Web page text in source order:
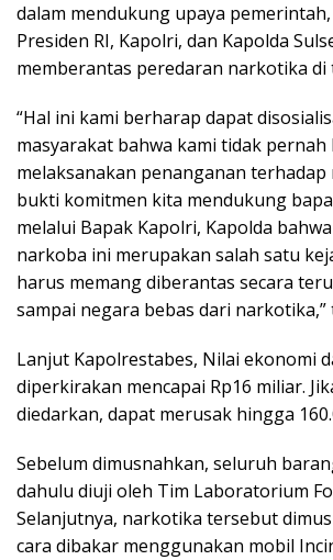
dalam mendukung upaya
Presiden RI, Kapolri, dan Kapolda
memberantas peredaran narkotika di
“Hal ini kami berharap dapat
masyarakat bahwa kami tidak pernah
melaksanakan penanganan
bukti komitmen kita mendukung
melalui Bapak Kapolri, Kapolda
narkoba ini merupakan salah satu
harus memang diberantas secara
sampai negara bebas dari narkotika,”
Lanjut Kapolrestabes, Nilai ekonomi
diperkirakan mencapai Rp16 miliar.
diedarkan, dapat merusak hingga
Sebelum dimusnahkan, seluruh
dahulu diuji oleh Tim Laboratorium
Selanjutnya, narkotika tersebut
cara dibakar menggunakan mobil